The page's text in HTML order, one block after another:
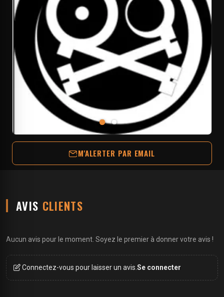
M'ALERTER PAR EMAIL
AVIS CLIENTS
Aucun avis pour le moment. Soyez le premier à donner votre avis !
Connectez-vous pour laisser un avis. Se connecter